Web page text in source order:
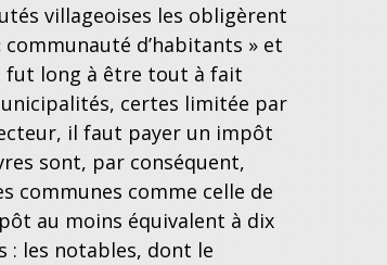
villageoises les obligèrent
d’habitants » et
fut long à être tout à fait
certes limitée par
il faut payer un impôt
sont, par conséquent,
communes comme celle de
au moins équivalent à dix
: les notables, dont le